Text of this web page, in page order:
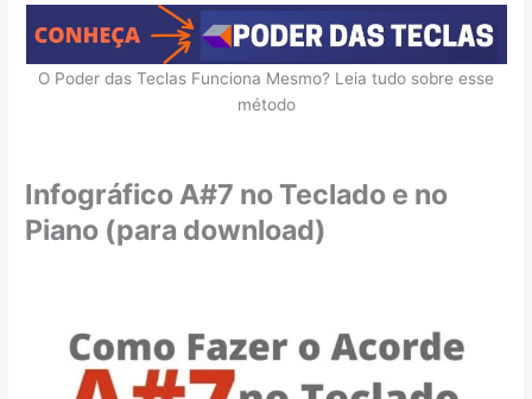
O Poder das Teclas Funciona Mesmo? Leia tudo sobre esse
método
Infográfico A#7 no Teclado e no
Piano (para download)